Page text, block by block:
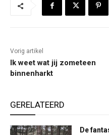
Vorig artikel
Ik weet wat jij zometeen
binnenharkt
GERELATEERD
De